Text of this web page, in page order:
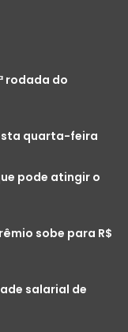
rodada do
quarta-feira
pode atingir o
sobe para R$
salarial de